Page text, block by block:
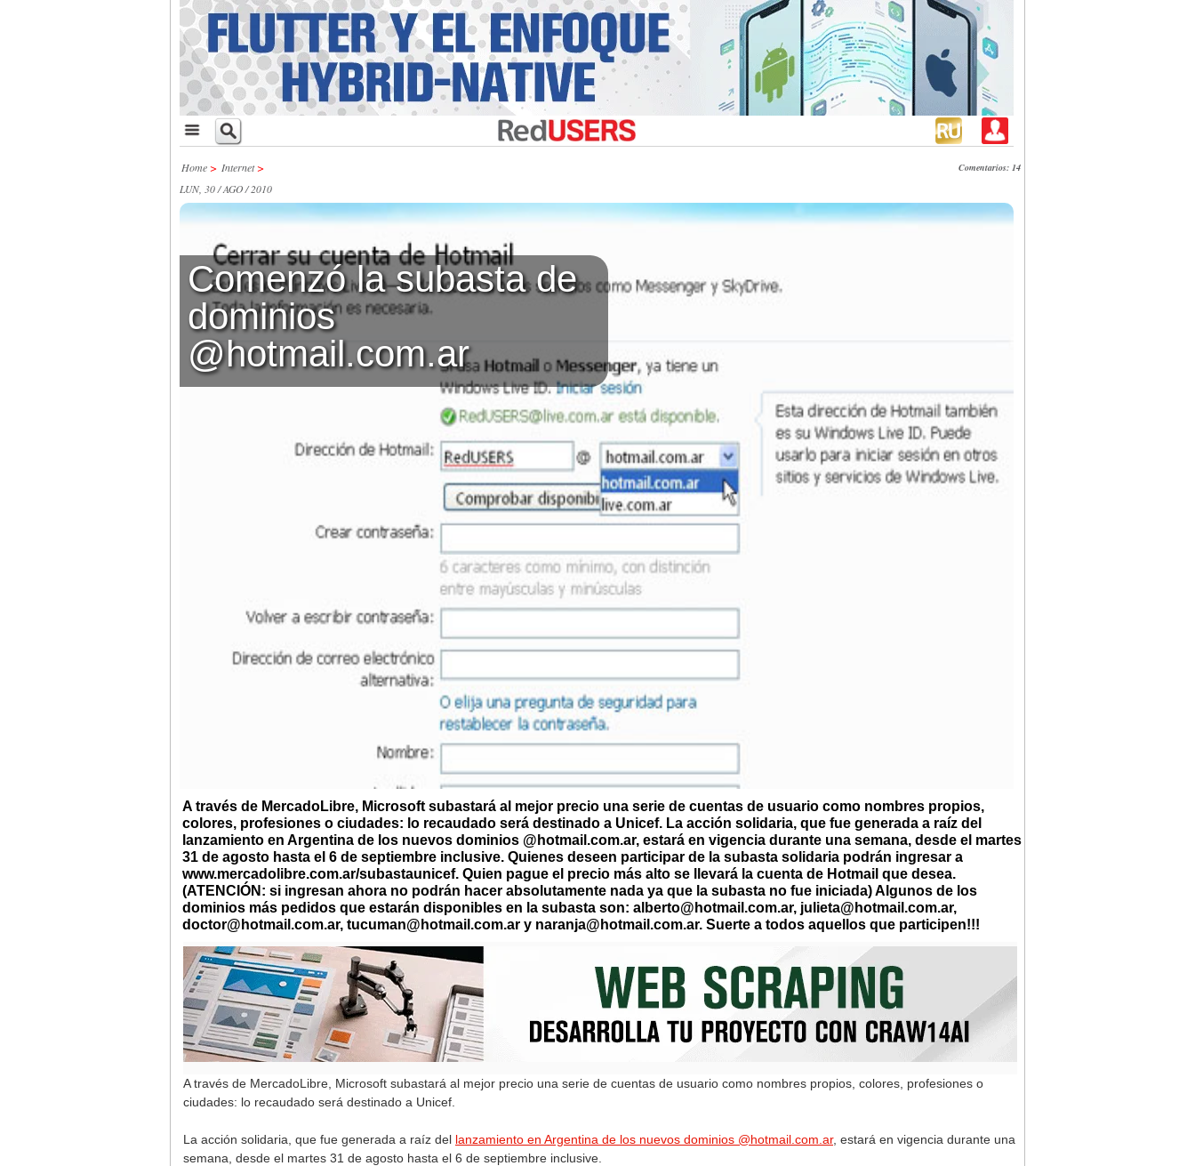
Home> Internet> Comentarios: 14
LUN, 30 / AGO / 2010
Comenzó la subasta de
dominios
@hotmail.com.ar
A través de MercadoLibre, Microsoft subastará al mejor precio una serie de cuentas de usuario como nombres propios,
colores, profesiones o ciudades: lo recaudado será destinado a Unicef. La acción solidaria, que fue generada a raíz del
lanzamiento en Argentina de los nuevos dominios @hotmail.com.ar, estará en vigencia durante una semana, desde el martes
31 de agosto hasta el 6 de septiembre inclusive. Quienes deseen participar de la subasta solidaria podrán ingresar a
www.mercadolibre.com.ar/subastaunicef. Quien pague el precio más alto se llevará la cuenta de Hotmail que desea.
(ATENCIÓN: si ingresan ahora no podrán hacer absolutamente nada ya que la subasta no fue iniciada) Algunos de los
dominios más pedidos que estarán disponibles en la subasta son: alberto@hotmail.com.ar, julieta@hotmail.com.ar,
doctor@hotmail.com.ar, tucuman@hotmail.com.ar y naranja@hotmail.com.ar. Suerte a todos aquellos que participen!!!
A través de MercadoLibre, Microsoft subastará al mejor precio una serie de cuentas de usuario como nombres propios, colores, profesiones o
ciudades: lo recaudado será destinado a Unicef.
La acción solidaria, que fue generada a raíz del lanzamiento en Argentina de los nuevos dominios @hotmail.com.ar, estará en vigencia durante una
semana, desde el martes 31 de agosto hasta el 6 de septiembre inclusive.